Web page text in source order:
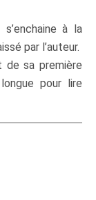
à la
par l’auteur.
de sa première
pour lire